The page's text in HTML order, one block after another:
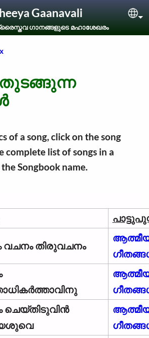
Gaanavali
ഗാനങ്ങളുടെ മഹാശേഖരം
of a song, click on the song
complete list of songs in a
Songbook name.
വചനം തിരുവചനം
ചെയ്തിടുവിൻ